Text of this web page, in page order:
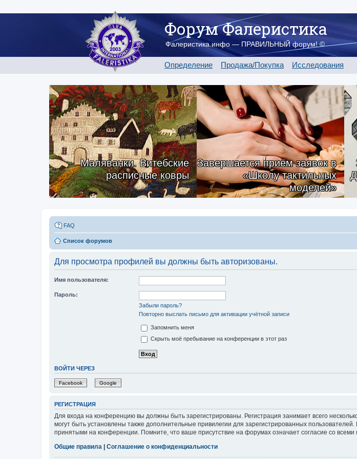
Форум Фалеристика
Фалеристика.инфо — ПРАВИЛЬНЫЙ форум! ©
Определение Продажа/Покупка Исследования
Маляванки. Витебские
расписные ковры
Завершается приём заявок в
«Школу тактильных
моделей»
FAQ
Список форумов
Для просмотра профилей вы должны быть авторизованы.
Имя пользователя:
Пароль:
Забыли пароль?
Повторно выслать письмо для активации учётной записи
Запомнить меня
Скрыть моё пребывание на конференции в этот раз
ВОЙТИ ЧЕРЕЗ
Facebook Google
РЕГИСТРАЦИЯ
Для входа на конференцию вы должны быть зарегистрированы. Регистрация занимает всего
могут быть установлены также дополнительные привилегии для зарегистрированных
принятыми на конференции. Помните, что ваше присутствие на форумах означает согласие со всеми
Общие правила
Соглашение о конфиденциальности